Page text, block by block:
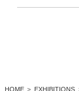
HOME EXHIBITIONS